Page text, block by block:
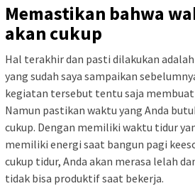
Memastikan bahwa
akan cukup
Hal terakhir dan pasti dilakukan
yang sudah saya sampaikan
kegiatan tersebut tentu saja
Namun pastikan waktu yang Anda
cukup. Dengan memiliki waktu tidur
memiliki energi saat bangun pagi
cukup tidur, Anda akan merasa lelah
tidak bisa produktif saat bekerja.